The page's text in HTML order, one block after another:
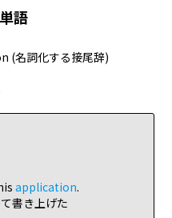
語
(名詞化する接尾辞)
application.
書き上げた